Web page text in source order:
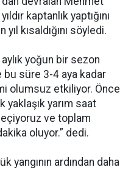
kaptanlık yaptığını
kısaldığını söyledi.
aylık yoğun bir sezon
bu süre 3-4 aya kadar
olumsuz etkiliyor. Önce
yaklaşık yarım saat
ve toplam
oluyor.” dedi.
yangının ardından daha